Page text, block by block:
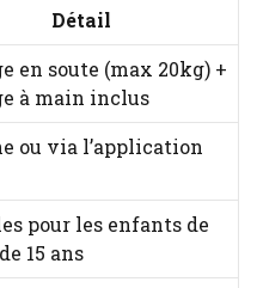
Détail
en soute (max 20kg) +
à main inclus
ou via l’application
pour les enfants de
15 ans